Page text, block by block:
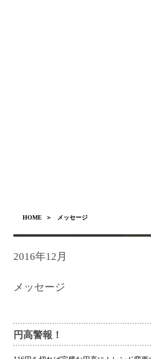
HOME ＞ メッセージ
2016年12月
メッセージ
円高警報！